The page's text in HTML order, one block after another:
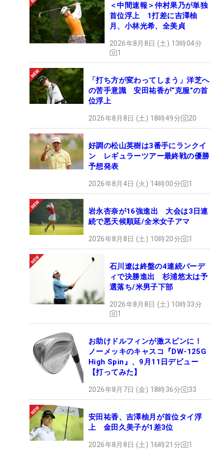
＜中間速報＞仲村果乃が単独
首位浮上 1打差に吉澤柚
月、小林光希、全美貞
2026年8月8日 (土) 13時04分
1
「打ち方が変わってしまう」洋芝へ
の苦手意識 安田祐香が“克服”の首
位浮上
2026年8月8日 (土) 18時49分 20
好調の松山英樹は3番手にランクイ
ン レギュラーツアー最終戦の優勝
予想発表
2026年8月4日 (火) 14時00分 1
岩永杏奈が16強進出 大会は3日連
続で悪天候順延/全米女子アマ
2026年8月8日 (土) 10時20分 1
石川遼は終盤の4連続バーデ
ィで決勝進出 杉浦悠太は予
選落ち/米男子下部
2026年8月8日 (土) 10時33分
1
お助けドルフィンが激スピンに！
ノーメッキのキャスコ『DW-125G
High Spin』、9月11日デビュー
【打ってみた】
2026年8月7日 (金) 18時36分 33
安田祐香、吉澤柚月が首位タイ浮
上 金田久美子が1差3位
2026年8月8日 (土) 16時21分 1